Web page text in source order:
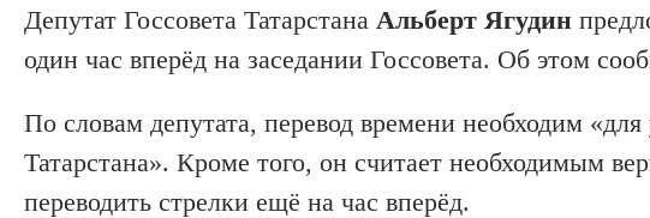
Депутат Госсовета Татарстана Альберт Ягудин
один час вперёд на заседании Госсовета. Об этом
По словам депутата, перевод времени необходим
Татарстана». Кроме того, он считает необходимым
переводить стрелки ещё на час вперёд.